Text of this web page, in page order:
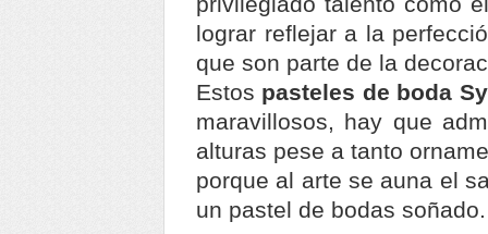
lograr reflejar a la
que son parte de la
Estos pasteles de boda
maravillosos, hay que
alturas pese a tanto
porque al arte se auna el
un pastel de bodas soñado.